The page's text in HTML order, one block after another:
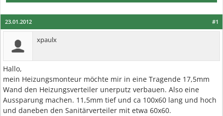
#1
23.01.2012
xpaulx
Hallo,
mein Heizungsmonteur möchte mir in eine Tragende 17,5mm
Wand den Heizungsverteiler unerputz verbauen. Also eine
Aussparung machen. 11,5mm tief und ca 100x60 lang und hoch
und daneben den Sanitärverteiler mit etwa 60x60.